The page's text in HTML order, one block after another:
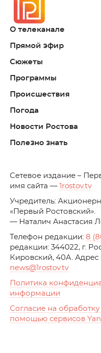
О телеканале
Прямой эфир
Сюжеты
Программы
Происшествия
Погода
Новости Ростова
Полезно знать
Cетевое издание –
имя сайта —
1rostov.tv
Учредитель:
«Первый
— Наталич Анастасия
Телефон редакции: 8
редакции: 344022, г.
Кировский, 40А. Адрес
news@1rostov.tv
Политика
информации
Согласие на
помощью сервисов